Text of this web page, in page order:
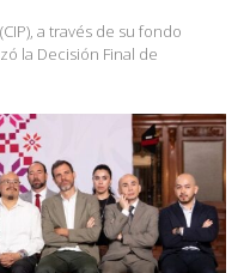
a través de su fondo
la Decisión Final de